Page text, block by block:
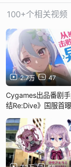
100+个相关视频
2.7万 47
Cygames出品番剧
结Re:Dive》国服首